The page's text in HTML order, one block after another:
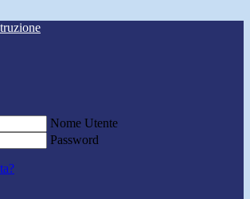
Nome Utente
Password